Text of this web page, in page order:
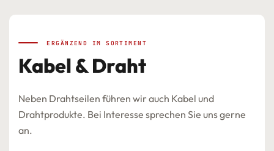
ERGÄNZEND IM SORTIMENT
Kabel & Draht
Neben Drahtseilen führen wir auch Kabel und
Drahtprodukte. Bei Interesse sprechen Sie uns gerne
an.